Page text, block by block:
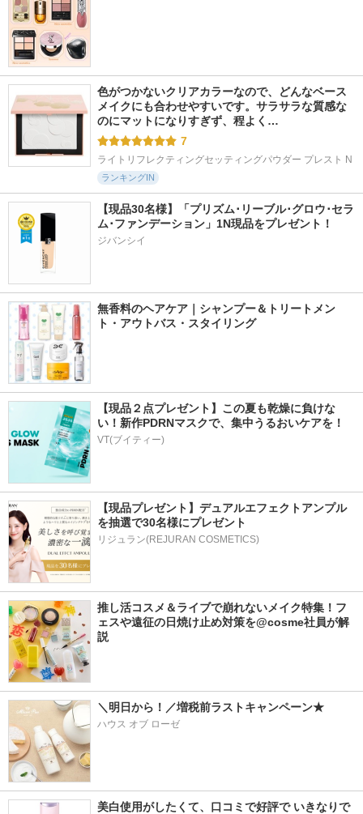
色がつかないクリアカラーなので、どんなベース
メイクにも合わせやすいです。サラサラな質感な
のにマットになりすぎず、程よく…
7
ライトリフレクティングセッティングパウダー プレスト N
ランキングIN
【現品30名様】「プリズム･リーブル･グロウ･セラ
ジバンシイ
無香料のヘアケア｜シャンプー＆トリートメン
ト・アウトバス・スタイリング
【現品２点プレゼント】この夏も乾燥に負けな
い！新作PDRNマスクで、集中うるおいケアを！
VT(ブイティー)
【現品プレゼント】デュアルエフェクトアンプル
を抽選で30名様にプレゼント
リジュラン(REJURAN COSMETICS)
推し活コスメ＆ライブで崩れないメイク特集！フ
ェスや遠征の日焼け止め対策を@cosme社員が解
説
＼明日から！／増税前ラストキャンペーン★
ハウス オブ ローゼ
美白使用がしたくて、口コミで好評で いきなりで